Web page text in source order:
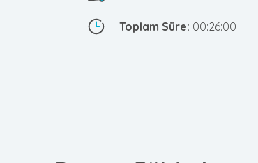
Toplam Süre: 00:26:00